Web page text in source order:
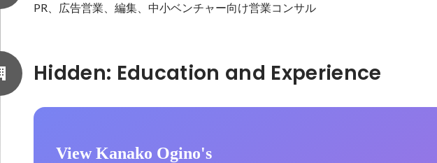
PR、広告営業、編集、中小ベンチャー向け営業コンサル
View Kanako Ogino's